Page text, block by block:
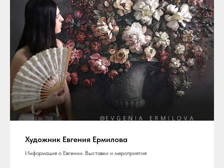
Художник Евгения Ермилова
Информация о Евгении. Выставки и мероприятия